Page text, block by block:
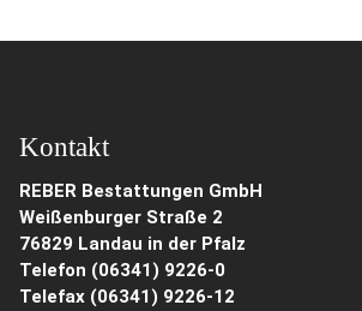
Kontakt
REBER Bestattungen GmbH
Weißenburger Straße 2
76829 Landau in der Pfalz
Telefon (06341) 9226-0
Telefax (06341) 9226-12